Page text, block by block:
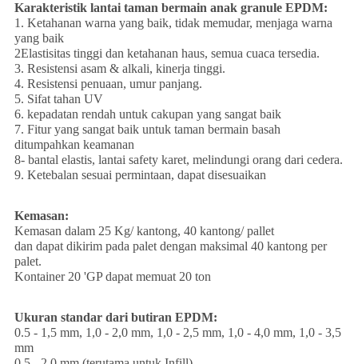
Karakteristik lantai taman bermain anak granule EPDM:
1. Ketahanan warna yang baik, tidak memudar, menjaga warna
yang baik
2Elastisitas tinggi dan ketahanan haus, semua cuaca tersedia.
3. Resistensi asam & alkali, kinerja tinggi.
4. Resistensi penuaan, umur panjang.
5. Sifat tahan UV
6. kepadatan rendah untuk cakupan yang sangat baik
7. Fitur yang sangat baik untuk taman bermain basah
ditumpahkan keamanan
8- bantal elastis, lantai safety karet, melindungi orang dari cedera.
9. Ketebalan sesuai permintaan, dapat disesuaikan
Kemasan:
Kemasan dalam 25 Kg/ kantong, 40 kantong/ pallet
dan dapat dikirim pada palet dengan maksimal 40 kantong per
palet.
Kontainer 20 'GP dapat memuat 20 ton
Ukuran standar dari butiran EPDM:
0.5 - 1,5 mm, 1,0 - 2,0 mm, 1,0 - 2,5 mm, 1,0 - 4,0 mm, 1,0 - 3,5
mm